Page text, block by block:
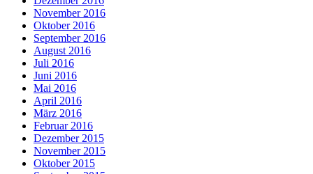
November 2016
Oktober 2016
September 2016
August 2016
Juli 2016
Juni 2016
Mai 2016
April 2016
März 2016
Februar 2016
Dezember 2015
November 2015
Oktober 2015